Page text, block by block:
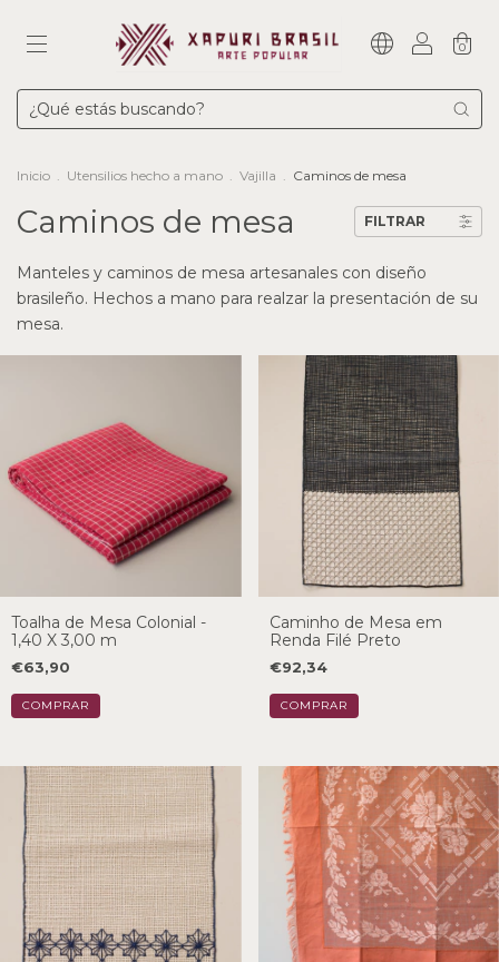
0
Inicio . Utensilios hecho a mano . Vajilla . Caminos de mesa
Caminos de mesa FILTRAR
Manteles y caminos de mesa artesanales con diseño
brasileño. Hechos a mano para realzar la presentación de su
mesa.
Toalha de Mesa Colonial -
1,40 X 3,00 m
€63,90
Caminho de Mesa em
Renda Filé Preto
€92,34